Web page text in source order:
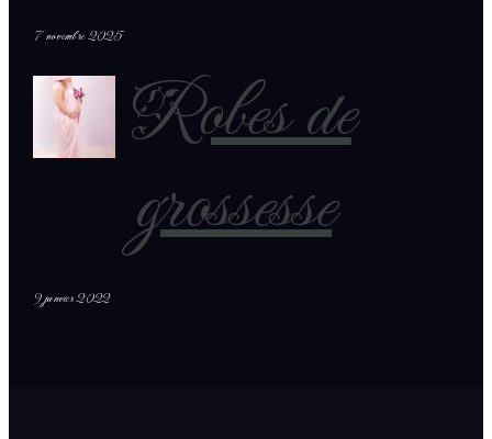
7 novembre 2025
Robes de
grossesse
9 janvier 2022